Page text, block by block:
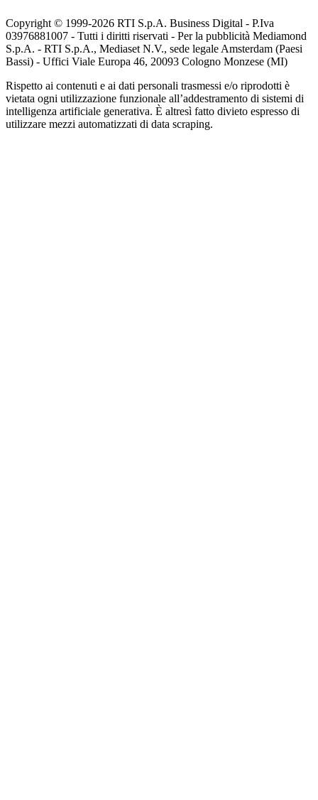
Copyright © 1999-2026 RTI S.p.A. Business Digital - P.Iva
03976881007 - Tutti i diritti riservati - Per la pubblicità Mediamond
S.p.A. - RTI S.p.A., Mediaset N.V., sede legale Amsterdam (Paesi
Bassi) - Uffici Viale Europa 46, 20093 Cologno Monzese (MI)
Rispetto ai contenuti e ai dati personali trasmessi e/o riprodotti è
vietata ogni utilizzazione funzionale all’addestramento di sistemi di
intelligenza artificiale generativa. È altresì fatto divieto espresso di
utilizzare mezzi automatizzati di data scraping.